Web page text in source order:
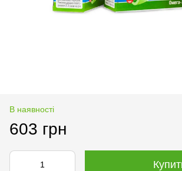
В наявності
603 грн